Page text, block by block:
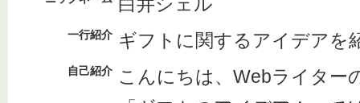
白井シェル
一行紹介 ギフトに関するアイデアを
自己紹介 こんにちは、Webライター